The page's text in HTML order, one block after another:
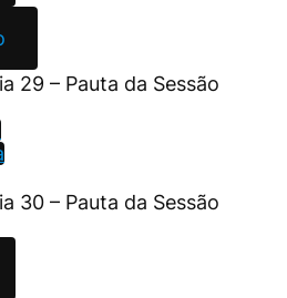
29 – Pauta da Sessão
30 – Pauta da Sessão